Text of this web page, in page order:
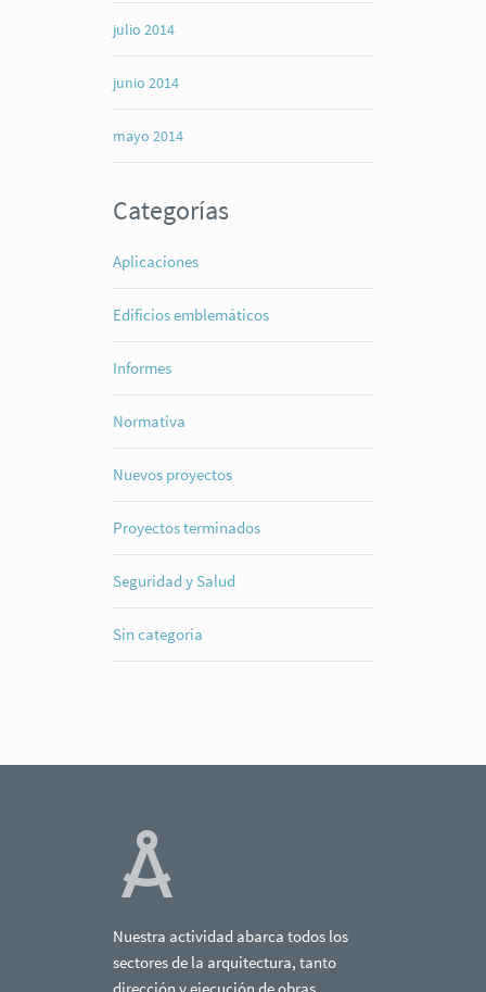
julio 2014
junio 2014
mayo 2014
Categorías
Aplicaciones
Edificios emblemáticos
Informes
Normativa
Nuevos proyectos
Proyectos terminados
Seguridad y Salud
Sin categoría
Nuestra actividad abarca todos los
sectores de la arquitectura, tanto
dirección y ejecución de obras,